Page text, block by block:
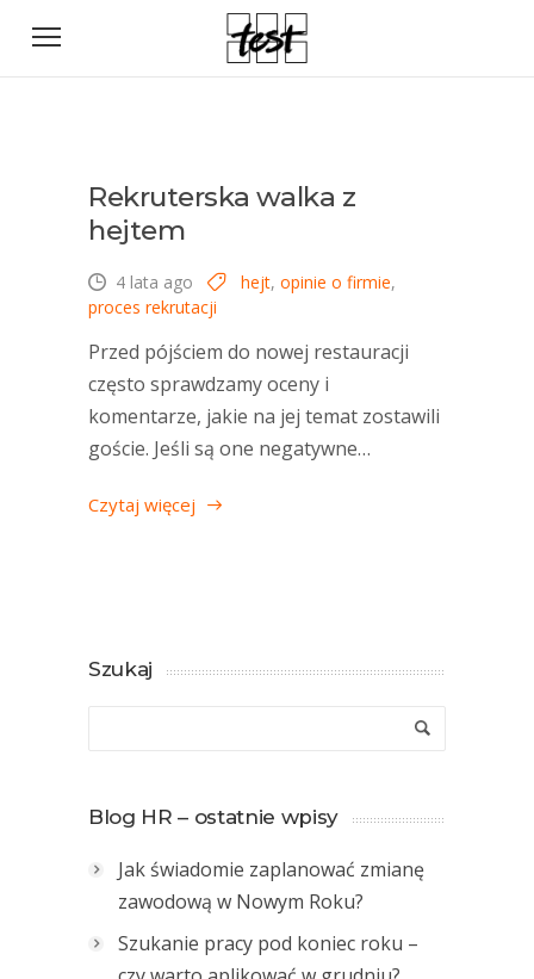
Rekruterska walka z
hejtem
4 lata ago hejt, opinie o firmie,
proces rekrutacji
Przed pójściem do nowej restauracji
często sprawdzamy oceny i
komentarze, jakie na jej temat zostawili
goście. Jeśli są one negatywne…
Czytaj więcej
Szukaj
Blog HR – ostatnie wpisy
Jak świadomie zaplanować zmianę
zawodową w Nowym Roku?
Szukanie pracy pod koniec roku –